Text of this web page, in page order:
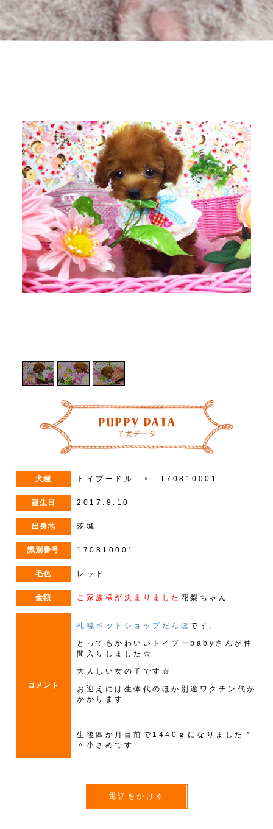
犬種 トイプードル ♀ 170810001
誕生日 2017.8.10
出身地 茨城
識別番号 170810001
毛色 レッド
金額 ご家族様が決まりました 花梨ちゃん
コメント
札幌ペットショップだんぼです。
とってもかわいいトイプーbabyさんが仲
間入りしました☆
大人しい女の子です☆
お迎えには生体代のほか別途ワクチン代が
かかります
生後四か月目前で1440ｇになりました＾
＾小さめです
電話をかける